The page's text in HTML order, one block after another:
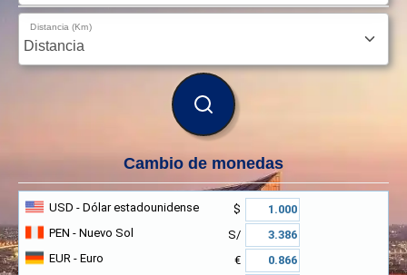
Distancia (Km)
BUSCAR
Cambio de monedas
USD - Dólar estadounidense
$
PEN - Nuevo Sol
S/
EUR - Euro
€